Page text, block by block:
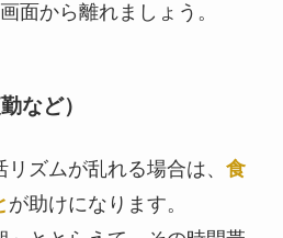
面から離れましょう。
など）
ズムが乱れる場合は、 食
が助けになります。